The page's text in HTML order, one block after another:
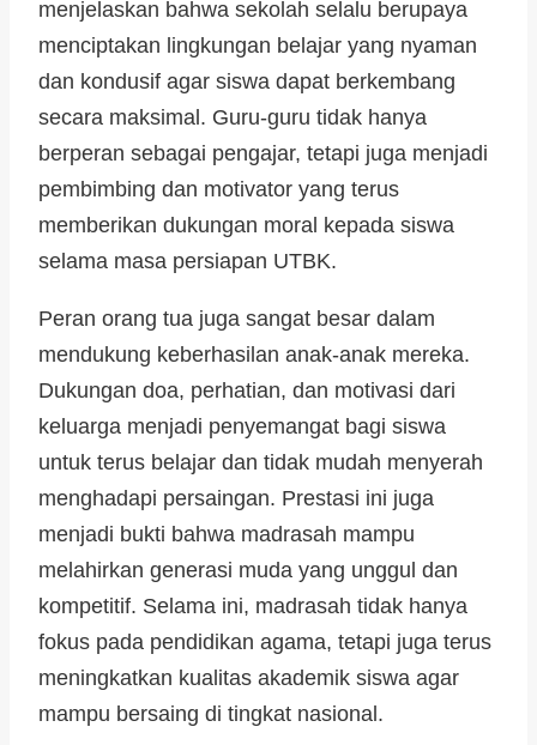
menjelaskan bahwa sekolah selalu berupaya
menciptakan lingkungan belajar yang nyaman
dan kondusif agar siswa dapat berkembang
secara maksimal. Guru-guru tidak hanya
berperan sebagai pengajar, tetapi juga menjadi
pembimbing dan motivator yang terus
memberikan dukungan moral kepada siswa
selama masa persiapan UTBK.
Peran orang tua juga sangat besar dalam
mendukung keberhasilan anak-anak mereka.
Dukungan doa, perhatian, dan motivasi dari
keluarga menjadi penyemangat bagi siswa
untuk terus belajar dan tidak mudah menyerah
menghadapi persaingan. Prestasi ini juga
menjadi bukti bahwa madrasah mampu
melahirkan generasi muda yang unggul dan
kompetitif. Selama ini, madrasah tidak hanya
fokus pada pendidikan agama, tetapi juga terus
meningkatkan kualitas akademik siswa agar
mampu bersaing di tingkat nasional.